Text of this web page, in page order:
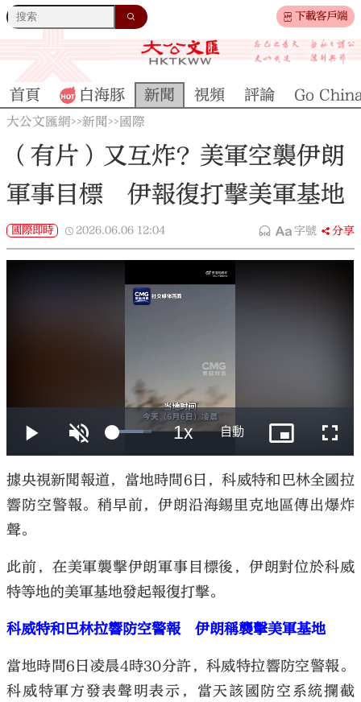
下載客戶端
首頁 白海豚 新聞 視頻 評論 Go
大公文匯網>>新聞>> 國際
（有片）又互炸？美軍空襲伊朗
軍事目標 伊報復打擊美軍基地
國際即時 2026.06.06 12:04 字號 分享
據央視新聞報道，當地時間6日，科威特和巴林全國拉
響防空警報。稍早前，伊朗沿海錫里克地區傳出爆炸
聲。
此前，在美軍襲擊伊朗軍事目標後，伊朗對位於科威
特等地的美軍基地發起報復打擊。
科威特和巴林拉響防空警報 伊朗稱襲擊美軍基地
當地時間6日凌晨4時30分許，科威特拉響防空警報。
科威特軍方發表聲明表示，當天該國防空系統攔截